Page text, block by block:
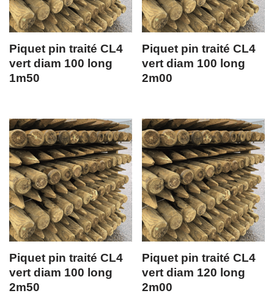
Piquet pin traité CL4
vert diam 100 long
1m50
Piquet pin traité CL4
vert diam 100 long
2m00
Piquet pin traité CL4
vert diam 100 long
2m50
Piquet pin traité CL4
vert diam 120 long
2m00